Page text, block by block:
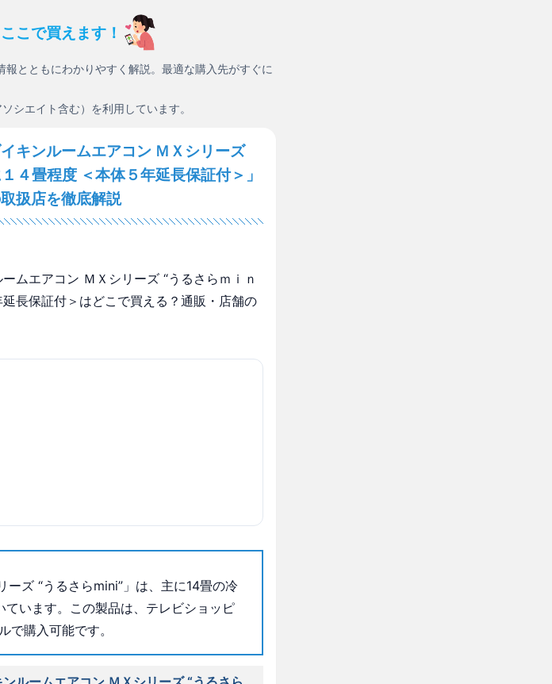
こで買えます！
とともにわかりやすく解説。最適な購入先がすぐに
シエイト含む）を利用しています。
キンルームエアコン ＭＸシリーズ
４畳程度 ＜本体５年延長保証付＞」
扱店を徹底解説
ムエアコン ＭＸシリーズ “うるさらｍｉｎ
長保証付＞はどこで買える？通販・店舗の
ーズ “うるさらmini”」は、主に14畳の冷
います。この製品は、テレビショッピ
で購入可能です。